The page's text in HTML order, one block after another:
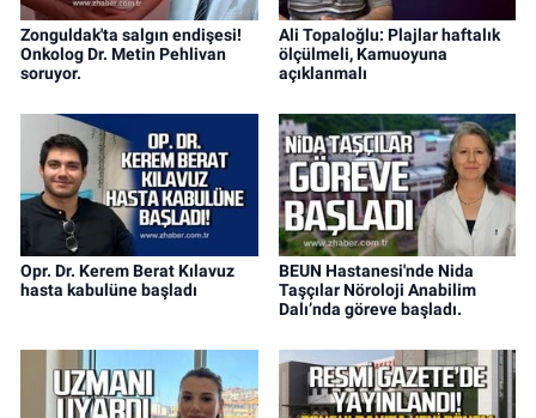
Zonguldak'ta salgın endişesi!
Onkolog Dr. Metin Pehlivan
soruyor.
Ali Topaloğlu: Plajlar haftalık
ölçülmeli, Kamuoyuna
açıklanmalı
Opr. Dr. Kerem Berat Kılavuz
hasta kabulüne başladı
BEUN Hastanesi'nde Nida
Taşçılar Nöroloji Anabilim
Dalı’nda göreve başladı.